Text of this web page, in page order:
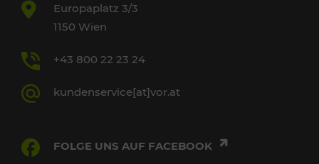
Europaplatz 3/3
1150 Wien
+43 800 22 23 24
kundenservice[at]vor.at
FOLGE UNS AUF FACEBOOK